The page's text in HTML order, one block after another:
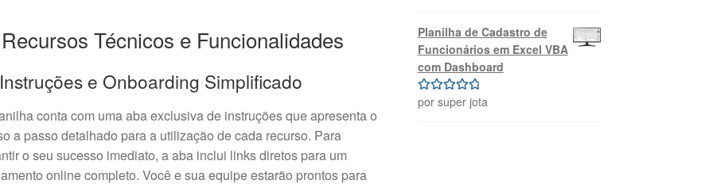
Técnicos e Funcionalidades
e Onboarding Simplificado
conta com uma aba exclusiva de instruções que apresenta o
a passo detalhado para a utilização de cada recurso. Para
o seu sucesso imediato, a aba inclui links diretos para um
online completo. Você e sua equipe estarão prontos para
Planilha de Cadastro de
Funcionários em Excel VBA
com Dashboard
Avaliação5
por super jota